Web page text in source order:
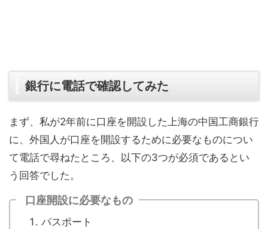
銀行に電話で確認してみた
まず、私が2年前に口座を開設した上海の中国工商銀行
に、外国人が口座を開設するために必要なものについ
て電話で尋ねたところ、以下の3つが必須であるとい
う回答でした。
口座開設に必要なもの
パスポート